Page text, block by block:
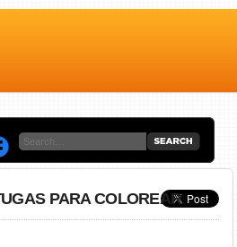
PARA COLOREAR